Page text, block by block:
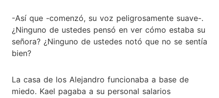
-Así que -comenzó, su voz peligrosamente suave-.
¿Ninguno de ustedes pensó en ver cómo estaba su
señora? ¿Ninguno de ustedes notó que no se sentía
bien?
La casa de los Alejandro funcionaba a base de
miedo. Kael pagaba a su personal salarios